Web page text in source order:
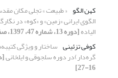
کهن الگو « طبیعت » تجلی مکان
الگوی ایرانی «زمین» و «کوه» در
الیاده[دوره 13، شماره 47، 1397، صفحه 131-145]
کوفی تزئینی ساختار و ویژگی‌
گره‌دار)در دوره سلجوقی و ایلخانی
16-27]